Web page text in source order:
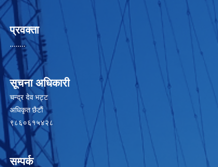
प्रवक्ता
........
सूचना अधिकारी
चन्द्र देव भट्ट
अधिकृत छैटाैं
९८६०६१५४२८
सम्पर्क